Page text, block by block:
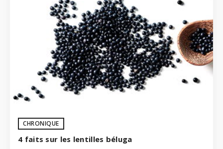
CHRONIQUE
4 faits sur les lentilles béluga